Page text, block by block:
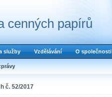
cenných papírů
služby Vzdělávání O společnosti
č. 52/2017